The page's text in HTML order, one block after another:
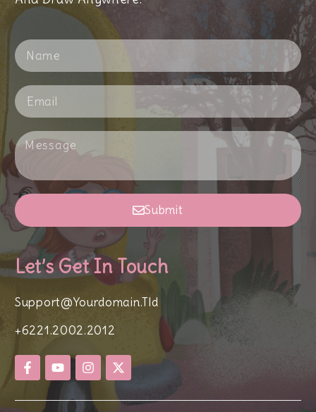
Submit
Let’s Get In Touch
Support@yourdomain.tld
+6221.2002.2012